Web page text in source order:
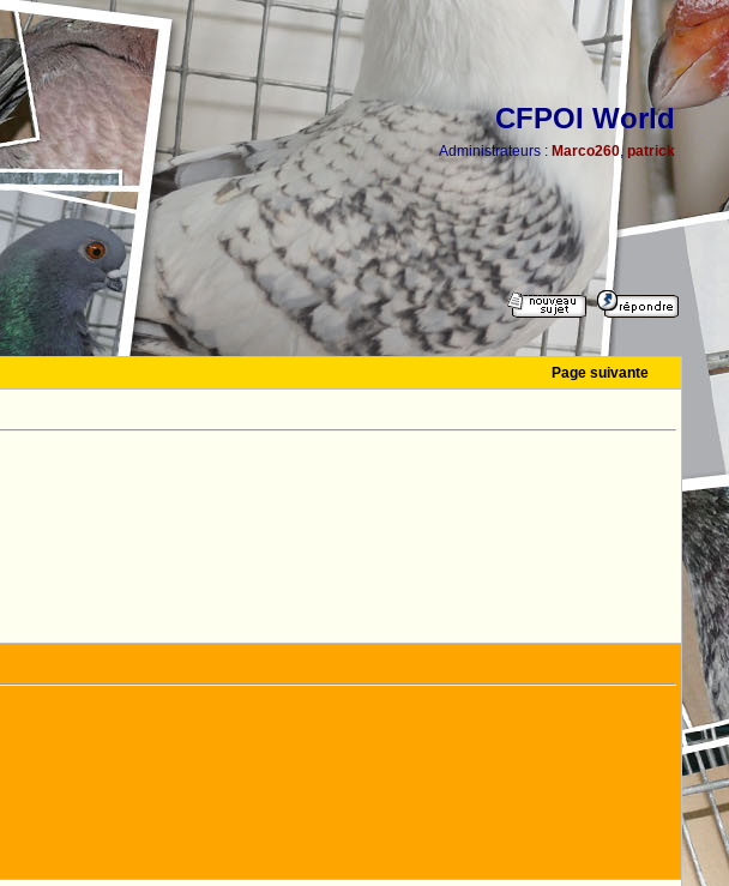
CFPOI World
Administrateurs : Marco260, patrick
Page suivante